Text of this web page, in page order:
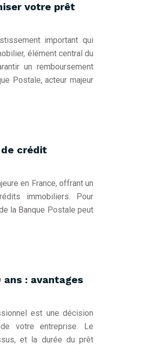
votre prêt
important qui
élément central du
un remboursement
Postale, acteur majeur
crédit
en France, offrant un
immobiliers. Pour
la Banque Postale peut
: avantages
est une décision
votre entreprise. Le
et la durée du prêt